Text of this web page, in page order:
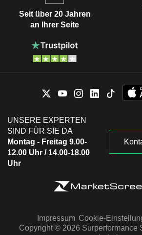
Seit über 20 Jahren
an Ihrer Seite
UNSERE EXPERTEN
SIND FÜR SIE DA
Montag - Freitag 9.00-
12.00 Uhr / 14.00-18.00
Uhr
Impressum Cookie-
Copyright © 2026 Surperformance